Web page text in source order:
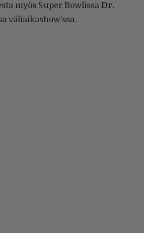
myös Super Bowlissa Dr.
väliaikashow’ssa.